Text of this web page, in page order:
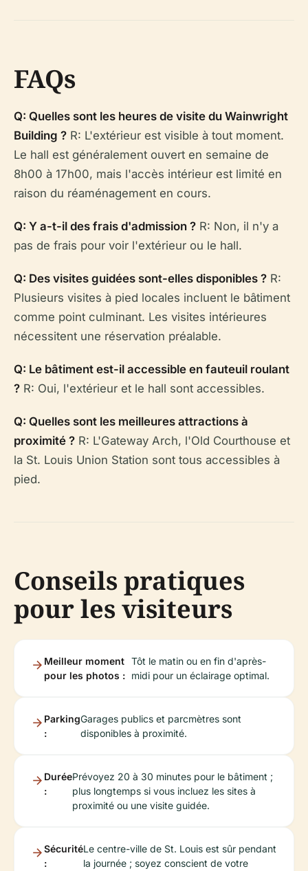
FAQs
Q: Quelles sont les heures de visite du Wainwright
Building ? R: L'extérieur est visible à tout moment.
Le hall est généralement ouvert en semaine de
8h00 à 17h00, mais l'accès intérieur est limité en
raison du réaménagement en cours.
Q: Y a-t-il des frais d'admission ? R: Non, il n'y a
pas de frais pour voir l'extérieur ou le hall.
Q: Des visites guidées sont-elles disponibles ? R:
Plusieurs visites à pied locales incluent le bâtiment
comme point culminant. Les visites intérieures
nécessitent une réservation préalable.
Q: Le bâtiment est-il accessible en fauteuil roulant
? R: Oui, l'extérieur et le hall sont accessibles.
Q: Quelles sont les meilleures attractions à
proximité ? R: L'Gateway Arch, l'Old Courthouse et
la St. Louis Union Station sont tous accessibles à
pied.
Conseils pratiques
pour les visiteurs
Meilleur moment
pour les photos :
Tôt le matin ou en fin d'après-
midi pour un éclairage optimal.
Parking
:
Garages publics et parcmètres sont
disponibles à proximité.
Durée
:
Prévoyez 20 à 30 minutes pour le bâtiment ;
plus longtemps si vous incluez les sites à
proximité ou une visite guidée.
Sécurité
:
Le centre-ville de St. Louis est sûr pendant
la journée ; soyez conscient de votre